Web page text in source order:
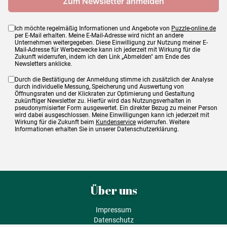
Ich möchte regelmäßig Informationen und Angebote von Puzzle-online.de
per E-Mail erhalten. Meine E-Mail-Adresse wird nicht an andere
Unternehmen weitergegeben. Diese Einwilligung zur Nutzung meiner E-
Mail-Adresse für Werbezwecke kann ich jederzeit mit Wirkung für die
Zukunft widerrufen, indem ich den Link „Abmelden" am Ende des
Newsletters anklicke.
Durch die Bestätigung der Anmeldung stimme ich zusätzlich der Analyse
durch individuelle Messung, Speicherung und Auswertung von
Öffnungsraten und der Klickraten zur Optimierung und Gestaltung
zukünftiger Newsletter zu. Hierfür wird das Nutzungsverhalten in
pseudonymisierter Form ausgewertet. Ein direkter Bezug zu meiner Person
wird dabei ausgeschlossen. Meine Einwilligungen kann ich jederzeit mit
Wirkung für die Zukunft beim Kundenservice widerrufen. Weitere
Informationen erhalten Sie in unserer Datenschutzerklärung.
Über uns
Impressum
Datenschutz